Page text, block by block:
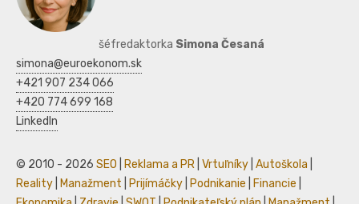
šéfredaktorka Simona Česaná
simona@euroekonom.sk
+421 907 234 066
+420 774 699 168
LinkedIn
© 2010 - 2026 SEO Reklama a PR Vrtuľníky Autoškola
Reality
Manažment Prijímáčky Podnikanie Financie